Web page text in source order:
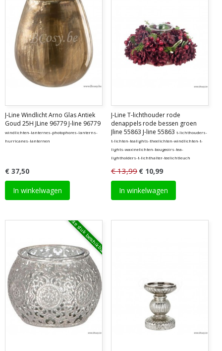
J-Line Windlicht Arno Glas Antiek
Goud 25H JLine 96779 J-line 96779
windlichten-lanternes-photophores-lanterns-
hurricanes-lanternen
€ 37,50
In winkelwagen
J-Line T-lichthouder rode
denappels rode bessen groen
Jline 55863 J-line 55863 t-lichthouders-
t-lichten-tealights-theelichten-windlichten-t-
lights-waxinelichten-bougeoirs-tea-
lightholders-t-lichthalter-teelichtleuch
€ 13,99 € 10,99
In winkelwagen
laatste stuk beschikbaar